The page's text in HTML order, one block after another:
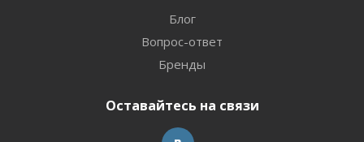
Блог
Вопрос-ответ
Бренды
Оставайтесь на связи